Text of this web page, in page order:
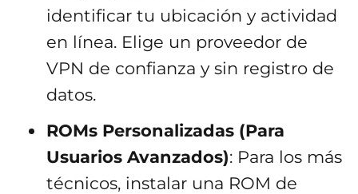
identificar tu ubicación y actividad
en línea. Elige un proveedor de
VPN de confianza y sin registro de
datos.
ROMs Personalizadas (Para
Usuarios Avanzados): Para los más
técnicos, instalar una ROM de